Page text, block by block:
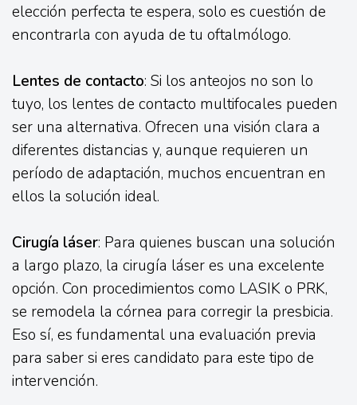
elección perfecta te espera, solo es cuestión de
encontrarla con ayuda de tu oftalmólogo.
Lentes de contacto: Si los anteojos no son lo
tuyo, los lentes de contacto multifocales pueden
ser una alternativa. Ofrecen una visión clara a
diferentes distancias y, aunque requieren un
período de adaptación, muchos encuentran en
ellos la solución ideal.
Cirugía láser: Para quienes buscan una solución
a largo plazo, la cirugía láser es una excelente
opción. Con procedimientos como LASIK o PRK,
se remodela la córnea para corregir la presbicia.
Eso sí, es fundamental una evaluación previa
para saber si eres candidato para este tipo de
intervención.